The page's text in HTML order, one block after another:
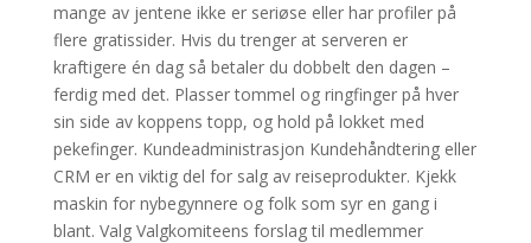
mange av jentene ikke er seriøse eller har profiler på
flere gratissider. Hvis du trenger at serveren er
kraftigere én dag så betaler du dobbelt den dagen –
ferdig med det. Plasser tommel og ringfinger på hver
sin side av koppens topp, og hold på lokket med
pekefinger. Kundeadministrasjon Kundehåndtering eller
CRM er en viktig del for salg av reiseprodukter. Kjekk
maskin for nybegynnere og folk som syr en gang i
blant. Valg Valgkomiteens forslag til medlemmer